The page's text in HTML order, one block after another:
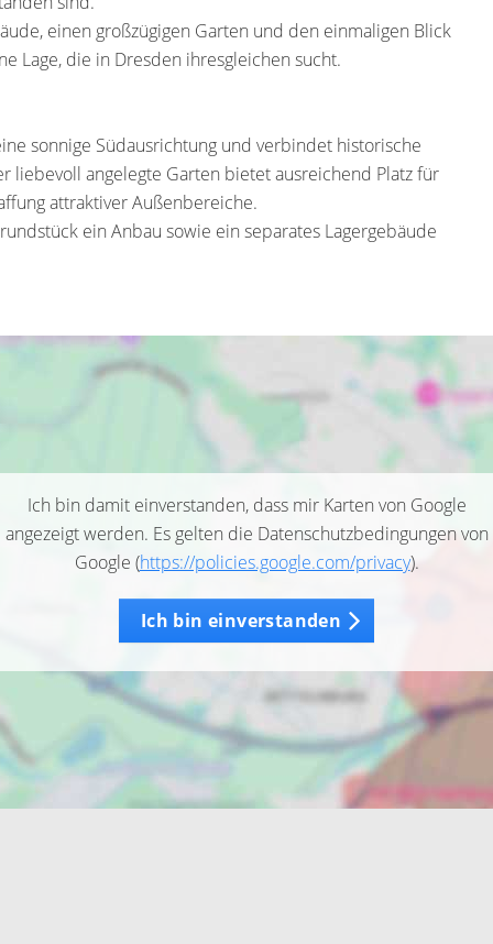
einen großzügigen Garten und den einmaligen Blick
Lage, die in Dresden ihresgleichen sucht.
sonnige Südausrichtung und verbindet historische
liebevoll angelegte Garten bietet ausreichend Platz für
attraktiver Außenbereiche.
ein Anbau sowie ein separates Lagergebäude
Ich bin damit einverstanden, dass mir Karten von Google
angezeigt werden. Es gelten die Datenschutzbedingungen von
Google (https://policies.google.com/privacy).
Ich bin einverstanden